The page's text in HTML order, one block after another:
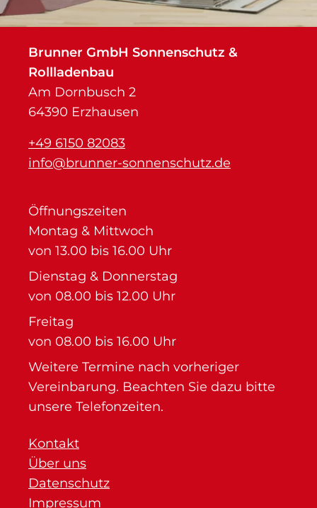
Brunner GmbH Sonnenschutz &
Rollladenbau
Am Dornbusch 2
64390 Erzhausen
+49 6150 82083
info@brunner-sonnenschutz.de
Öffnungszeiten
Montag & Mittwoch
von 13.00 bis 16.00 Uhr
Dienstag & Donnerstag
von 08.00 bis 12.00 Uhr
Freitag
von 08.00 bis 16.00 Uhr
Weitere Termine nach vorheriger
Vereinbarung. Beachten Sie dazu bitte
unsere Telefonzeiten.
Kontakt
Über uns
Datenschutz
Impressum